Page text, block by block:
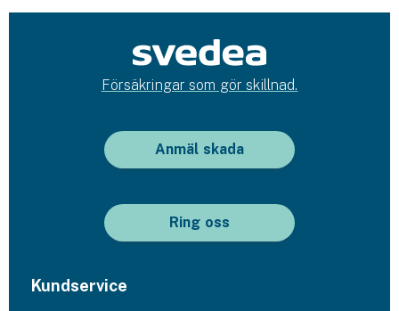
Försäkringar som gör skillnad.
Anmäl skada
Ring oss
Kundservice